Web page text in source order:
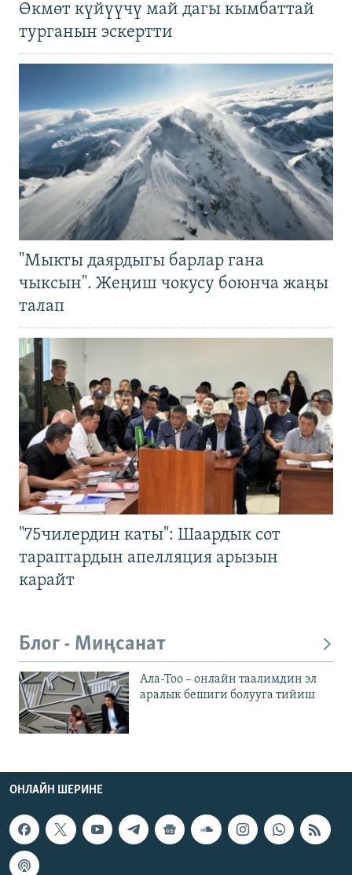
Өкмөт күйүүчү май дагы кымбаттай
турганын эскертти
"Мыкты даярдыгы барлар гана
чыксын". Жеңиш чокусу боюнча жаңы
талап
"75чилердин каты": Шаардык сот
тараптардын апелляция арызын
карайт
Блог - Миңсанат
Ала-Тоо – онлайн таалимдин эл
аралык бешиги болууга тийиш
ОНЛАЙН ШЕРИНЕ